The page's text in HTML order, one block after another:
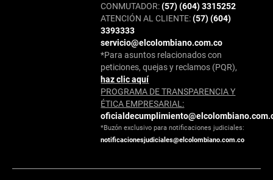
CONMUTADOR:(57) (604) 3315252
ATENCIÓN AL CLIENTE:(57) (604)
3393333
servicio@elcolombiano.com.co
*Para asuntos relacionados con
peticiones, quejas y reclamos (PQR),
haz clic aquí
PROGRAMA DE TRANSPARENCIA Y
ÉTICA EMPRESARIAL:
*Buzón exclusivo para notificaciones judiciales:
notificacionesjudiciales@elcolombiano.com.co